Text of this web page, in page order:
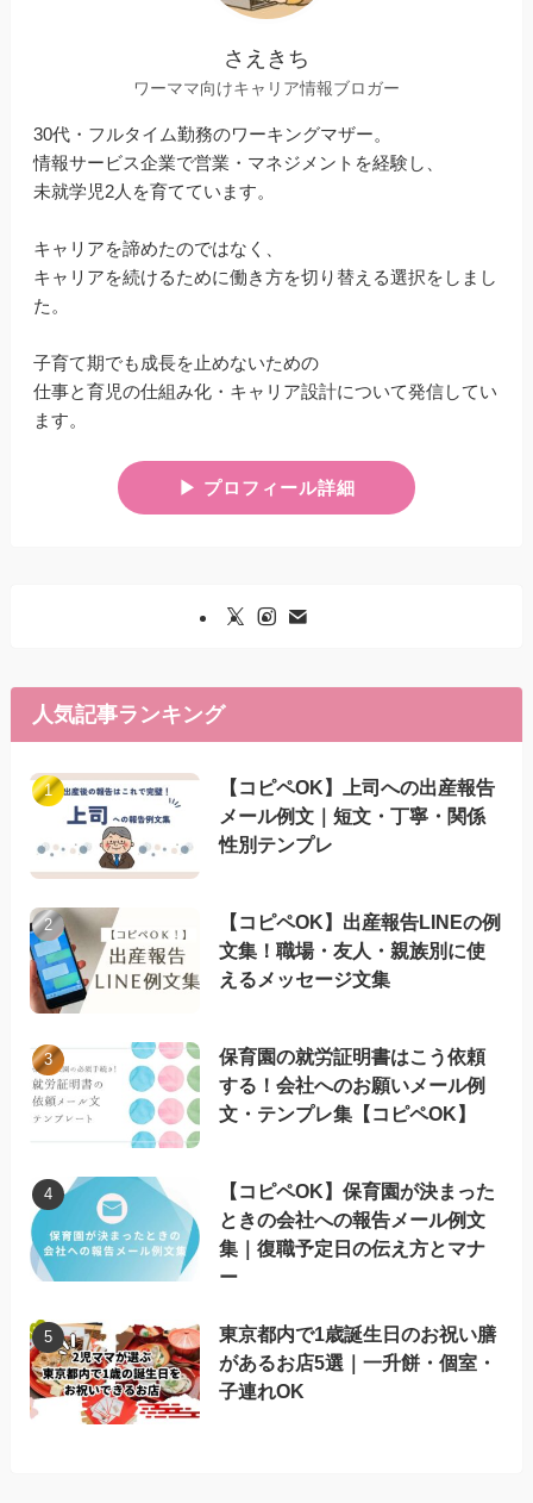
さえきち
ワーママ向けキャリア情報ブロガー
30代・フルタイム勤務のワーキングマザー。
情報サービス企業で営業・マネジメントを経験し、
未就学児2人を育てています。
キャリアを諦めたのではなく、
キャリアを続けるために働き方を切り替える選択をしまし
た。
子育て期でも成長を止めないための
仕事と育児の仕組み化・キャリア設計について発信してい
ます。
▶︎ プロフィール詳細
人気記事ランキング
【コピペOK】上司への出産報告
メール例文｜短文・丁寧・関係
性別テンプレ
【コピペOK】出産報告LINEの例
文集！職場・友人・親族別に使
えるメッセージ文集
保育園の就労証明書はこう依頼
する！会社へのお願いメール例
文・テンプレ集【コピペOK】
【コピペOK】保育園が決まった
ときの会社への報告メール例文
集｜復職予定日の伝え方とマナ
ー
東京都内で1歳誕生日のお祝い膳
があるお店5選｜一升餅・個室・
子連れOK